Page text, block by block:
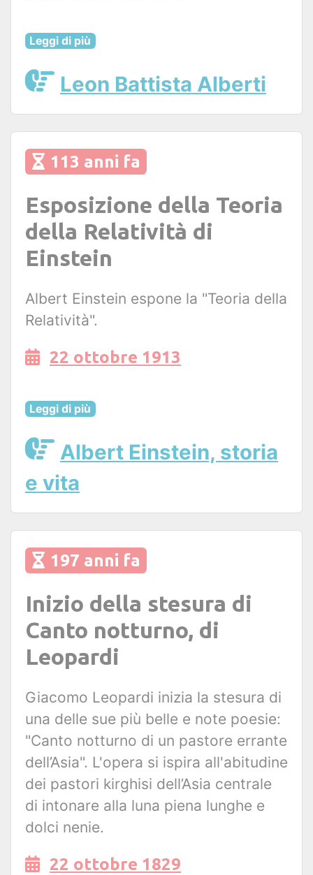
Leggi di più
Leon Battista Alberti
113 anni fa
Esposizione della Teoria
della Relatività di
Einstein
Albert Einstein espone la "Teoria della
Relatività".
22 ottobre 1913
Leggi di più
Albert Einstein, storia
e vita
197 anni fa
Inizio della stesura di
Canto notturno, di
Leopardi
Giacomo Leopardi inizia la stesura di
una delle sue più belle e note poesie:
"Canto notturno di un pastore errante
dell’Asia". L'opera si ispira all'abitudine
dei pastori kirghisi dell’Asia centrale
di intonare alla luna piena lunghe e
dolci nenie.
22 ottobre 1829